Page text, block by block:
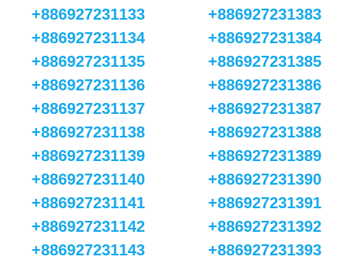
+886927231133
+886927231134
+886927231135
+886927231136
+886927231137
+886927231138
+886927231139
+886927231140
+886927231141
+886927231142
+886927231143
+886927231383
+886927231384
+886927231385
+886927231386
+886927231387
+886927231388
+886927231389
+886927231390
+886927231391
+886927231392
+886927231393